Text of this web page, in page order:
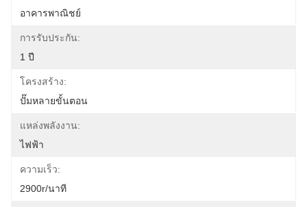
อาคารพาณิชย์
การรับประกัน:
1 ปี
โครงสร้าง:
ปั๊มหลายขั้นตอน
แหล่งพลังงาน:
ไฟฟ้า
ความเร็ว:
2900r/นาที